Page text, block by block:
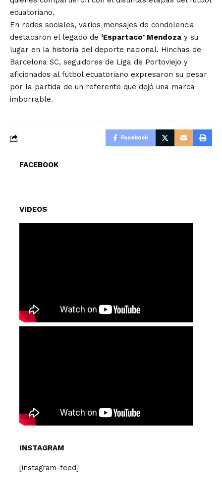
ecuatoriano.
En redes sociales, varios mensajes de condolencia
destacaron el legado de ‘Espartaco’ Mendoza y su
lugar en la historia del deporte nacional. Hinchas de
Barcelona SC, seguidores de Liga de Portoviejo y
aficionados al fútbol ecuatoriano expresaron su pesar
por la partida de un referente que dejó una marca
imborrable.
Facebook
FACEBOOK
VIDEOS
INSTAGRAM
[instagram-feed]